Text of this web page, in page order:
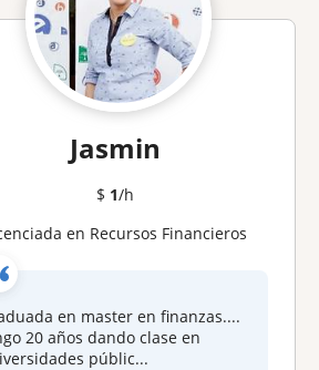
Jasmin
$ 1/h
en Recursos Financieros
en master en finanzas....
20 años dando clase en
públic...